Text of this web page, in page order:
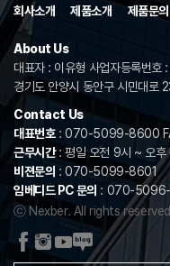
회사소개 제품소개 제품문의
About Us
대표자 : 이유형 사업자등록번
경기도 안양시 동안구 시민대로
Contact Us
대표번호: 070-5099-8600
근무시간: 평일 오전 9시 ~ 오후
비젼문의 : 070-5099-8601
임베디드 PC 문의 : 070-
ⓒ Nexber. All rights